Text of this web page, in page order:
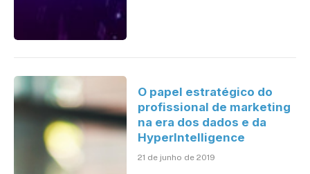
O papel estratégico do
profissional de marketing
na era dos dados e da
HyperIntelligence
21 de junho de 2019